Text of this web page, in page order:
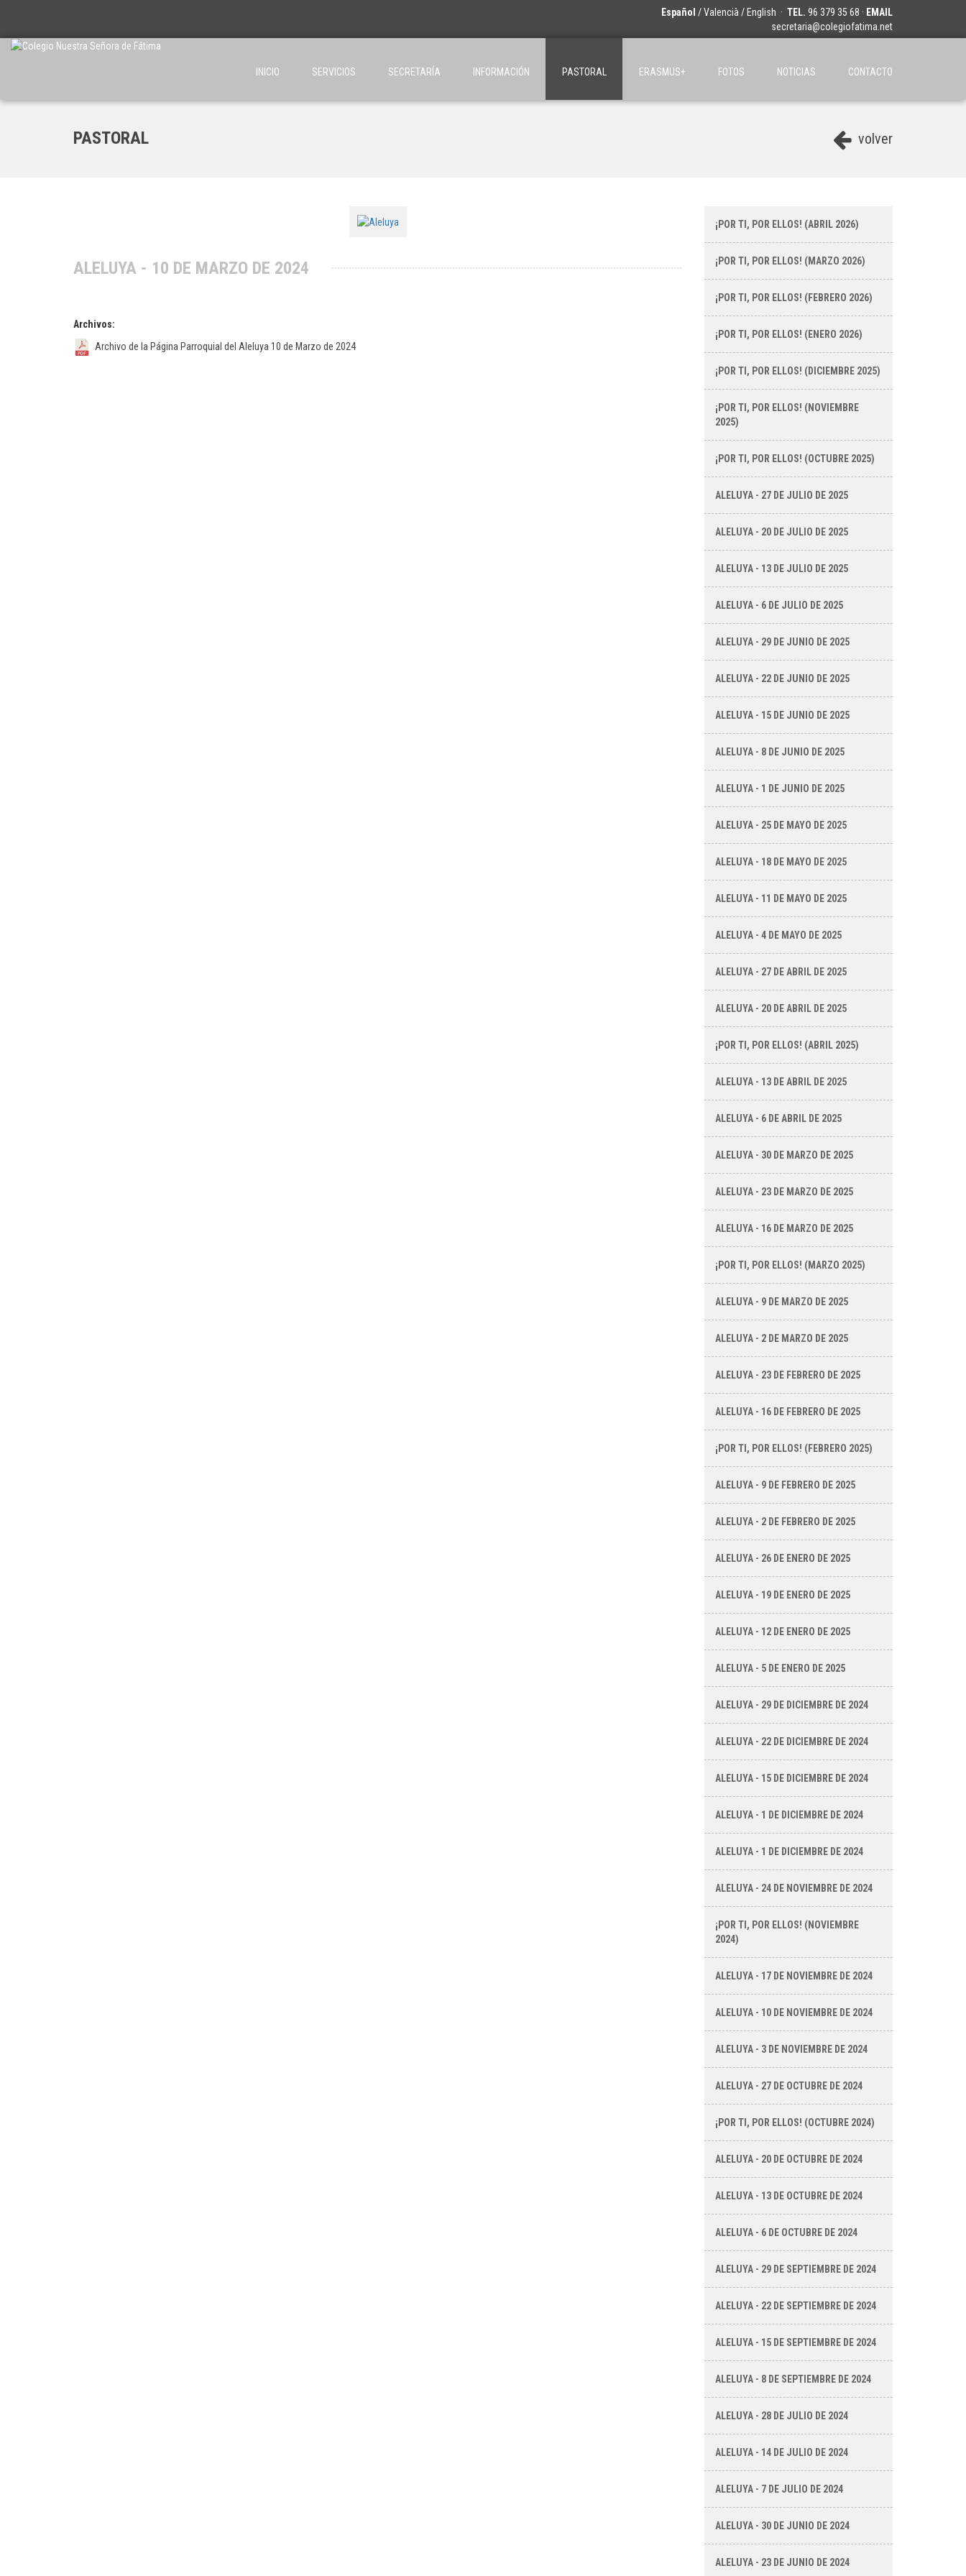
Español /Valencià / English · TEL. 96 379 35 68 · EMAIL
secretaria@colegiofatima.net
INICIO SERVICIOS SECRETARÍA INFORMACIÓN PASTORAL ERASMUS+ FOTOS NOTICIAS CONTACTO
volver
PASTORAL
ALELUYA - 10 DE MARZO DE 2024
Archivos:
Archivo de la Página Parroquial del Aleluya 10 de Marzo de 2024
¡POR TI, POR ELLOS! (ABRIL 2026)
¡POR TI, POR ELLOS! (MARZO 2026)
¡POR TI, POR ELLOS! (FEBRERO 2026)
¡POR TI, POR ELLOS! (ENERO 2026)
¡POR TI, POR ELLOS! (DICIEMBRE 2025)
¡POR TI, POR ELLOS! (NOVIEMBRE
2025)
¡POR TI, POR ELLOS! (OCTUBRE 2025)
ALELUYA - 27 DE JULIO DE 2025
ALELUYA - 20 DE JULIO DE 2025
ALELUYA - 13 DE JULIO DE 2025
ALELUYA - 6 DE JULIO DE 2025
ALELUYA - 29 DE JUNIO DE 2025
ALELUYA - 22 DE JUNIO DE 2025
ALELUYA - 15 DE JUNIO DE 2025
ALELUYA - 8 DE JUNIO DE 2025
ALELUYA - 1 DE JUNIO DE 2025
ALELUYA - 25 DE MAYO DE 2025
ALELUYA - 18 DE MAYO DE 2025
ALELUYA - 11 DE MAYO DE 2025
ALELUYA - 4 DE MAYO DE 2025
ALELUYA - 27 DE ABRIL DE 2025
ALELUYA - 20 DE ABRIL DE 2025
¡POR TI, POR ELLOS! (ABRIL 2025)
ALELUYA - 13 DE ABRIL DE 2025
ALELUYA - 6 DE ABRIL DE 2025
ALELUYA - 30 DE MARZO DE 2025
ALELUYA - 23 DE MARZO DE 2025
ALELUYA - 16 DE MARZO DE 2025
¡POR TI, POR ELLOS! (MARZO 2025)
ALELUYA - 9 DE MARZO DE 2025
ALELUYA - 2 DE MARZO DE 2025
ALELUYA - 23 DE FEBRERO DE 2025
ALELUYA - 16 DE FEBRERO DE 2025
¡POR TI, POR ELLOS! (FEBRERO 2025)
ALELUYA - 9 DE FEBRERO DE 2025
ALELUYA - 2 DE FEBRERO DE 2025
ALELUYA - 26 DE ENERO DE 2025
ALELUYA - 19 DE ENERO DE 2025
ALELUYA - 12 DE ENERO DE 2025
ALELUYA - 5 DE ENERO DE 2025
ALELUYA - 29 DE DICIEMBRE DE 2024
ALELUYA - 22 DE DICIEMBRE DE 2024
ALELUYA - 15 DE DICIEMBRE DE 2024
ALELUYA - 1 DE DICIEMBRE DE 2024
ALELUYA - 1 DE DICIEMBRE DE 2024
ALELUYA - 24 DE NOVIEMBRE DE 2024
¡POR TI, POR ELLOS! (NOVIEMBRE
2024)
ALELUYA - 17 DE NOVIEMBRE DE 2024
ALELUYA - 10 DE NOVIEMBRE DE 2024
ALELUYA - 3 DE NOVIEMBRE DE 2024
ALELUYA - 27 DE OCTUBRE DE 2024
¡POR TI, POR ELLOS! (OCTUBRE 2024)
ALELUYA - 20 DE OCTUBRE DE 2024
ALELUYA - 13 DE OCTUBRE DE 2024
ALELUYA - 6 DE OCTUBRE DE 2024
ALELUYA - 29 DE SEPTIEMBRE DE 2024
ALELUYA - 22 DE SEPTIEMBRE DE 2024
ALELUYA - 15 DE SEPTIEMBRE DE 2024
ALELUYA - 8 DE SEPTIEMBRE DE 2024
ALELUYA - 28 DE JULIO DE 2024
ALELUYA - 14 DE JULIO DE 2024
ALELUYA - 7 DE JULIO DE 2024
ALELUYA - 30 DE JUNIO DE 2024
ALELUYA - 23 DE JUNIO DE 2024